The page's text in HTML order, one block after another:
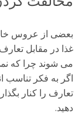
بعضی از عروس
غذا در مقابل
می شوند چرا که
اگر به فکر تناسب
تعارف را کنار
دهید.